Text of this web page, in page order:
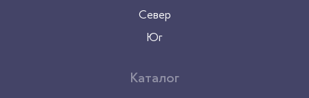
Север
Юг
Каталог